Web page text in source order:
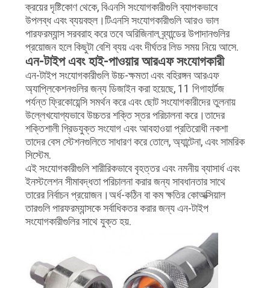
ক্রয়ের দৃষ্টিকোণ থেকে, বিএনসি সংযোগকারীগুলি ব্যাপকভাবে
উপলব্ধ এবং ব্যয়বহুল।টিএনসি সংযোগকারীগুলি আরও ভাল
পারফরম্যান্স সরবরাহ করে তবে অরিজিনাল ব্র্যান্ডের উপাদানগুলির
প্রয়োজন হলে কিছুটা বেশি ব্যয় এবং দীর্ঘতর লিড সময় নিয়ে আসে.
এন-টাইপ এবং হাই-পাওয়ার আরএফ সংযোগকারী
এন-টাইপ সংযোগকারীগুলি উচ্চ-ক্ষমতা এবং বহিরঙ্গন আরএফ
অ্যাপ্লিকেশনগুলির জন্য ডিজাইন করা হয়েছে, 11 গিগাহার্টজ
পর্যন্ত ফ্রিকোয়েন্সি সমর্থন করে এবং ছোট সংযোগকারীদের তুলনায়
উল্লেখযোগ্যভাবে উচ্চতর শক্তি স্তর পরিচালনা করে।তাদের
শক্তিশালী গ্রিডযুক্ত সংযোগ এবং আবহাওয়া প্রতিরোধী নকশা
তাদের বেস স্টেশনগুলিতে সাধারণ করে তোলে, অ্যান্টেনা, এবং সামরিক
সিস্টেম.
এই সংযোগকারীগুলি শারীরিকভাবে বৃহত্তর এবং নমনীয় ব্যাসার্ধ এবং
ইনস্টলেশন সীমাবদ্ধতা পরিচালনা করার জন্য সাবধানতার সাথে
তারের নির্বাচন প্রয়োজন।অর্ধ-কঠিন বা কম ক্ষতির কোঅক্সিয়াল
তারগুলি পারফরম্যান্সকে সর্বাধিকতর করার জন্য এন-টাইপ
সংযোগকারীগুলির সাথে যুক্ত হয়.